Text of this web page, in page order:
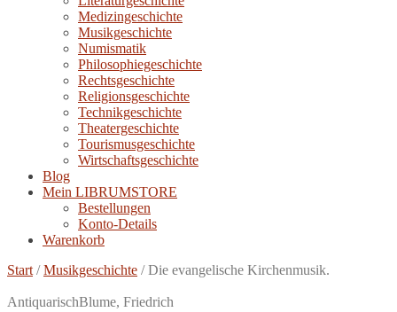
Medizingeschichte
Musikgeschichte
Numismatik
Philosophiegeschichte
Rechtsgeschichte
Religionsgeschichte
Technikgeschichte
Theatergeschichte
Tourismusgeschichte
Wirtschaftsgeschichte
Blog
Mein LIBRUMSTORE
Bestellungen
Konto-Details
Warenkorb
Start /Musikgeschichte /Die evangelische Kirchenmusik.
AntiquarischBlume, Friedrich